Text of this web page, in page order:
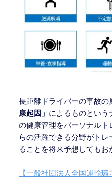
長距離ドライバーの事故の
康起因」 によるものという
の健康管理をパーソナルト
らの活躍できる分野がト
ることを将来予想してもお
【一般社団法人全国運輸